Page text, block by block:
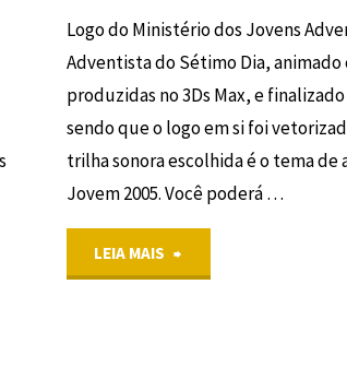
Logo do Ministério dos Jovens
Adventista do Sétimo Dia, animado
produzidas no 3Ds Max, e
sendo que o logo em si foi
trilha sonora escolhida é o tema de
Jovem 2005. Você poderá …
LEIA MAIS